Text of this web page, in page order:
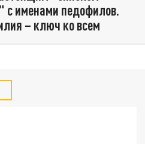
с именами педофилов.
– ключ ко всем